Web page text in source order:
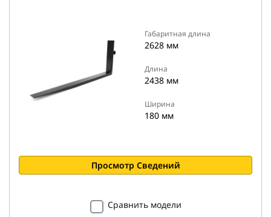
Габаритная длина
2628 мм
Длина
2438 мм
Ширина
180 мм
Просмотр Сведений
Сравнить модели